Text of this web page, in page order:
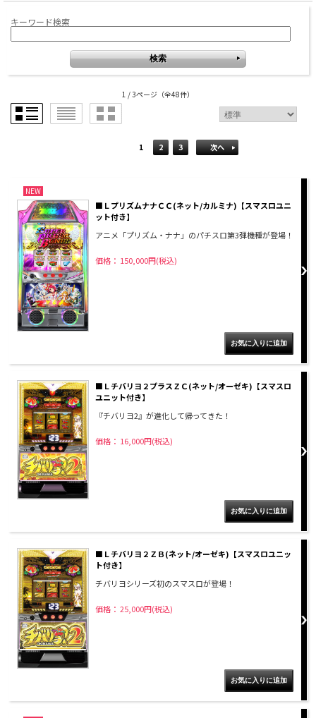
キーワード検索
1 / 3ページ （全48件）
1 2 3 次へ
NEW
■ＬプリズムナナＣＣ(ネット/カルミナ)【スマスロユニ
ット付き】
アニメ「プリズム・ナナ」のパチスロ第3弾機種が登場！
価格： 150,000円(税込)
■Ｌチバリヨ２プラスＺＣ(ネット/オーゼキ)【スマスロ
ユニット付き】
『チバリヨ2』が進化して帰ってきた！
価格： 16,000円(税込)
■Ｌチバリヨ２ＺＢ(ネット/オーゼキ)【スマスロユニッ
ト付き】
チバリヨシリーズ初のスマスロが登場！
価格： 25,000円(税込)